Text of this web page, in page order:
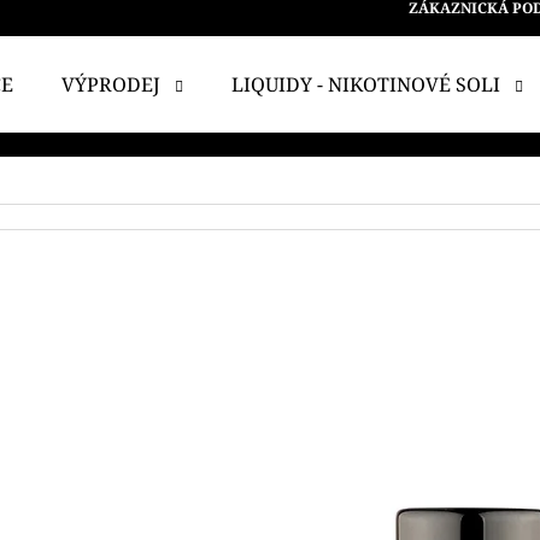
ZÁKAZNICKÁ
VÝPRODEJ LIQUIDY - NIKOTINOVÉ SOLI
NAJÍT?